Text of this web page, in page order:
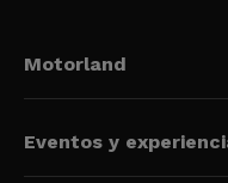
Motorland
Eventos y